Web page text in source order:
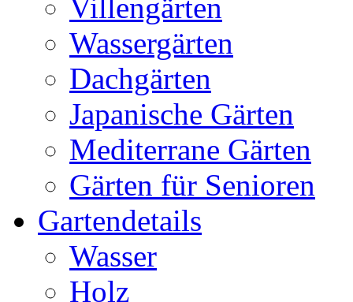
Villengärten
Wassergärten
Dachgärten
Japanische Gärten
Mediterrane Gärten
Gärten für Senioren
Gartendetails
Wasser
Holz